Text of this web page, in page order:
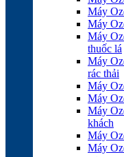
Máy
Máy
Máy
thuốc lá
Máy
rác thải
Máy
Máy
Máy
khách
Máy
Máy